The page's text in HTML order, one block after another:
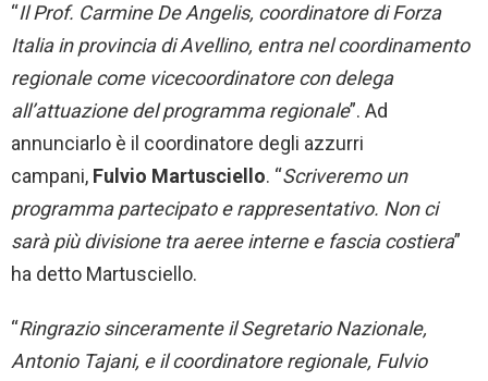
“Il Prof. Carmine De Angelis, coordinatore diForza
Italiain provincia diAvellino, entra nelcoordinamento
regionalecome vicecoordinatorecon delega
all’attuazione del programma regionale”. Ad
annunciarlo è il coordinatore degli azzurri
campani, Fulvio Martusciello. “Scriveremo un
programma partecipato e rappresentativo. Non ci
sarà più divisione tra aeree interne e fascia costiera”
ha detto Martusciello.
“Ringrazio sinceramente il Segretario Nazionale,
Antonio Tajani, e il coordinatore regionale, Fulvio